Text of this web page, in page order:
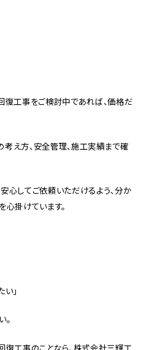
復工事をご検討中であれば、価格だ
え方、安全管理、施工実績まで確
心してご依頼いただけるよう、分か
心掛けています。
」
。
復工事のことなら、株式会社三輝工